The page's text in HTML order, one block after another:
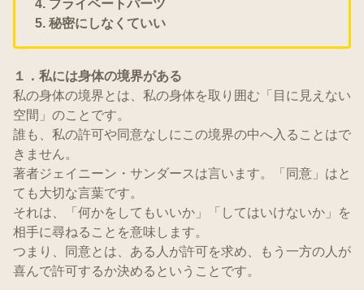
4. プライベートパーツ
5. 秘密にしなくていい
１．私には身体の境界がある
私の身体の境界とは、私の身体を取り囲む「目に見えない
空間」のことです。
誰も、私の許可や同意なしにこの境界の中へ入ることはで
きません。
著者ジェイニーン・サンダースは言います。「同意」はと
ても大切な言葉です。
それは、「何かをしてもいいか」「してはいけないか」を
相手に尋ねることを意味します。
つまり、同意とは、ある人が許可を求め、もう一方の人が
喜んで許可するか決めるということです。